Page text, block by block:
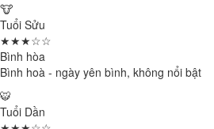
🐮
Tuổi Sửu
★★★☆☆
Bình hòa
Bình hoà - ngày yên bình, không nổi bật
🐯
Tuổi Dần